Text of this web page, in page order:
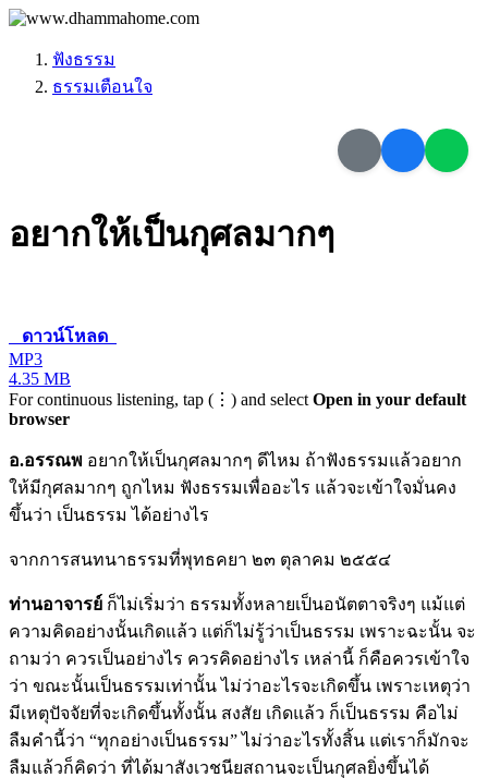
ฟังธรรม
ธรรมเตือนใจ
อยากให้เป็นกุศลมากๆ
ดาวน์โหลด
MP3
4.35 MB
For continuous listening, tap (⋮) and select Open in your default
browser
อ.อรรณพ อยากให้เป็นกุศลมากๆ ดีไหม ถ้าฟังธรรมแล้วอยาก
ให้มีกุศลมากๆ ถูกไหม ฟังธรรมเพื่ออะไร แล้วจะเข้าใจมั่นคง
ขึ้นว่า เป็นธรรม ได้อย่างไร
จากการสนทนาธรรมที่พุทธคยา ๒๓ ตุลาคม ๒๕๕๔
ท่านอาจารย์ ก็ไม่เริ่มว่า ธรรมทั้งหลายเป็นอนัตตาจริงๆ แม้แต่
ความคิดอย่างนั้นเกิดแล้ว แต่ก็ไม่รู้ว่าเป็นธรรม เพราะฉะนั้น จะ
ถามว่า ควรเป็นอย่างไร ควรคิดอย่างไร เหล่านี้ ก็คือควรเข้าใจ
ว่า ขณะนั้นเป็นธรรมเท่านั้น ไม่ว่าอะไรจะเกิดขึ้น เพราะเหตุว่า
มีเหตุปัจจัยที่จะเกิดขึ้นทั้งนั้น สงสัย เกิดแล้ว ก็เป็นธรรม คือไม่
ลืมคำนี้ว่า “ทุกอย่างเป็นธรรม” ไม่ว่าอะไรทั้งสิ้น แต่เราก็มักจะ
ลืมแล้วก็คิดว่า ที่ได้มาสังเวชนียสถานจะเป็นกุศลยิ่งขึ้นได้